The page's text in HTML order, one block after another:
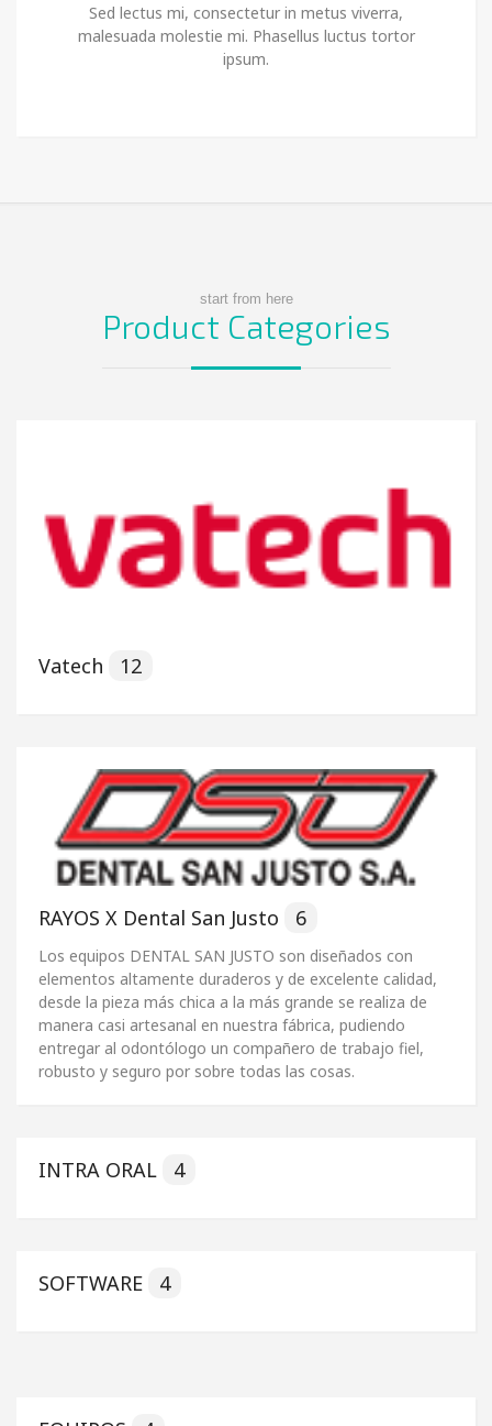
Sed lectus mi, consectetur in metus viverra,
malesuada molestie mi. Phasellus luctus tortor
ipsum.
start from here
Product Categories
Vatech 12
RAYOS X Dental San Justo 6
Los equipos DENTAL SAN JUSTO son diseñados con
elementos altamente duraderos y de excelente calidad,
desde la pieza más chica a la más grande se realiza de
manera casi artesanal en nuestra fábrica, pudiendo
entregar al odontólogo un compañero de trabajo fiel,
robusto y seguro por sobre todas las cosas.
INTRA ORAL 4
SOFTWARE 4